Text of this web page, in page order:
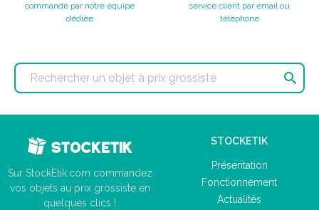
commande par notre équipe
dédiée
service client par email ou
téléphone

Sur StockEtik.com commandez
vos objets au prix grossiste en
quelques clics !
STOCKETIK
Présentation
Fonctionnement
Actualités